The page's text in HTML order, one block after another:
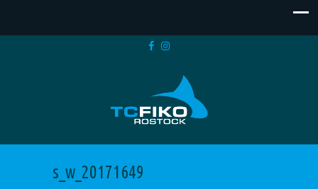
s_w_20171649